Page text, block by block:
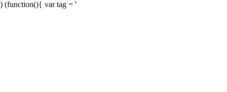
) (function(){ var tag = '